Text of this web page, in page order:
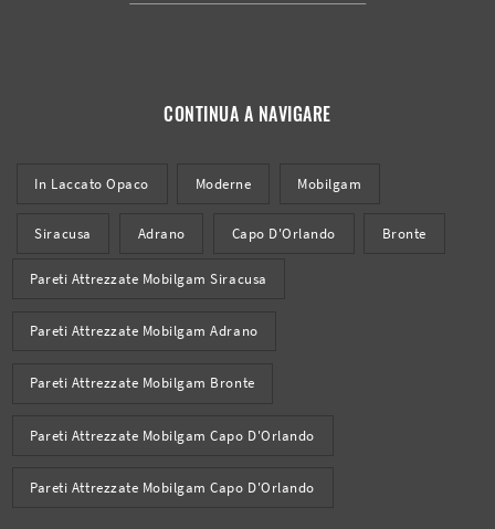
CONTINUA A NAVIGARE
In Laccato Opaco Moderne Mobilgam
Siracusa Adrano Capo D'Orlando Bronte
Pareti Attrezzate Mobilgam Siracusa
Pareti Attrezzate Mobilgam Adrano
Pareti Attrezzate Mobilgam Bronte
Pareti Attrezzate Mobilgam Capo D'Orlando
Pareti Attrezzate Mobilgam Capo D'Orlando